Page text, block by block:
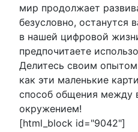
мир продолжает
безусловно, останутся
в нашей цифровой
предпочитаете
Делитесь своим
как эти маленькие
способ общения между
окружением!
[html_block id="9042"]